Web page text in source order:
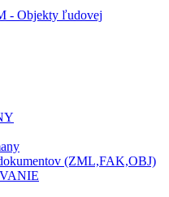
- Objekty ľudovej
(ZML,FAK,OBJ)